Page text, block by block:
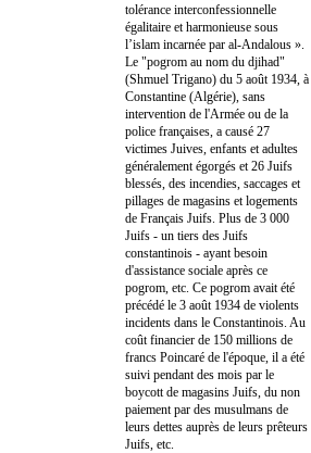
tolérance interconfessionnelle
égalitaire et harmonieuse sous
l’islam incarnée par al-Andalous ».
Le "pogrom au nom du djihad"
(Shmuel Trigano) du 5 août 1934, à
Constantine (Algérie), sans
intervention de l'Armée ou de la
police françaises, a causé 27
victimes Juives, enfants et adultes
généralement égorgés et 26 Juifs
blessés, des incendies, saccages et
pillages de magasins et logements
de Français Juifs. Plus de 3 000
Juifs - un tiers des Juifs
constantinois - ayant besoin
d'assistance sociale après ce
pogrom, etc. Ce pogrom avait été
précédé le 3 août 1934 de violents
incidents dans le Constantinois. Au
coût financier de 150 millions de
francs Poincaré de l'époque, il a été
suivi pendant des mois par le
boycott de magasins Juifs, du non
paiement par des musulmans de
leurs dettes auprès de leurs prêteurs
Juifs, etc.